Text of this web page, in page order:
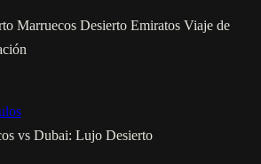
Marruecos Desierto Emiratos Viaje de
vs Dubai: Lujo Desierto